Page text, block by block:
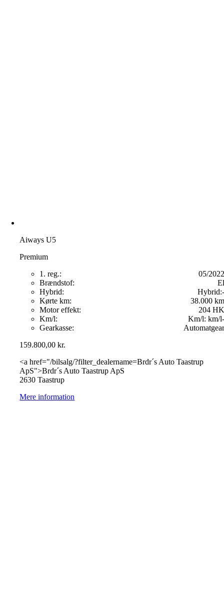
Aiways U5
Premium
1. reg.:
05/2022
Brændstof:
El
Hybrid:
Hybrid:-
Kørte km:
38.000 km
Motor effekt:
204 HK
Km/l:
Km/l: -
km/l
Gearkasse:
Automatgear
159.800,00kr.
<a href="/bilsalg/?filter_dealername=Brdr´s Auto Taastrup
ApS">Brdr´s Auto Taastrup ApS
2630 Taastrup
Mere information